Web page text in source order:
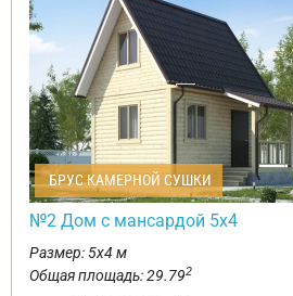
БРУС КАМЕРНОЙ СУШКИ
№2 Дом с мансардой 5х4
Размер: 5х4 м
Общая площадь: 29.792